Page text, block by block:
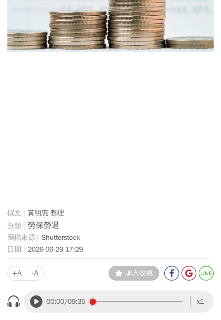
黃明惠 整理
勞保勞退
Shutterstock
2026-06-29 17:29
+A -A 加入收藏
00:00/09:35 x1